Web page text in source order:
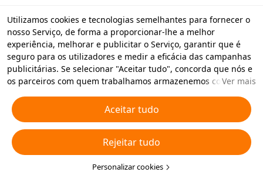
Utilizamos cookies e tecnologias semelhantes para fornecer o
nosso Serviço, de forma a proporcionar-lhe a melhor
experiência, melhorar e publicitar o Serviço, garantir que é
seguro para os utilizadores e medir a eficácia das campanhas
publicitárias. Se selecionar "Aceitar tudo", concorda que nós e
os parceiros com quem trabalhamos armazenemos cookies e
publicitários. Também pode "Rejeitar todos" os cookies não
essenciais ou escolher os tipos de cookies que pretende
aceitar ou desativar clicando em "Personalizar cookies" abaixo
ou em qualquer altura nas suas definições de privacidade.
Para obter mais informações, consulte a nossaPolítica relativa
a Cookies e Tecnologias Semelhantes.
Ver mais
Aceitar tudo
Rejeitar tudo
Personalizar cookies